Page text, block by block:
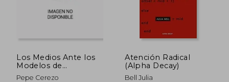
10%
dcto.
Los Medios Ante los
Modelos de
Suscripcion
Pepe Cerezo
Atención Radical
(Alpha Decay)
Bell Julia